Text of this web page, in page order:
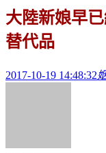
大陸新娘早
替代品
2017-10-19 14:48:32